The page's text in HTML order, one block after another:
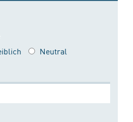
Neutral